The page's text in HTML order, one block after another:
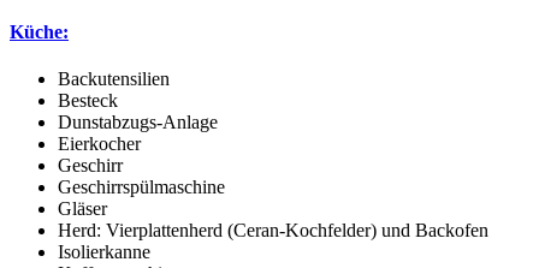
Küche:
Backutensilien
Besteck
Dunstabzugs-Anlage
Eierkocher
Geschirr
Geschirrspülmaschine
Gläser
Herd: Vierplattenherd (Ceran-Kochfelder) und Backofen
Isolierkanne